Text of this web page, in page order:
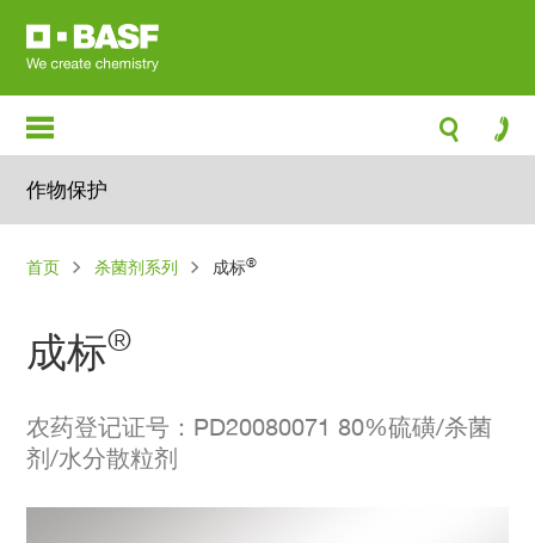
作物保护
面
屑
首页 杀菌剂系列 成标®
成标®
农药登记证号：PD20080071 80%硫磺/杀菌
剂/水分散粒剂